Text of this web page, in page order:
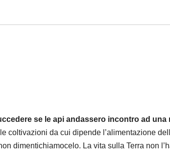
se le api andassero incontro ad una
coltivazioni da cui dipende l’alimentazione
dimentichiamocelo. La vita sulla Terra non